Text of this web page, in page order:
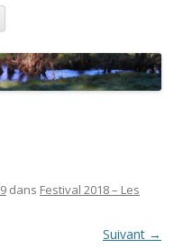
Aller au contenu principal
dans Festival 2018 – Les
Suivant →